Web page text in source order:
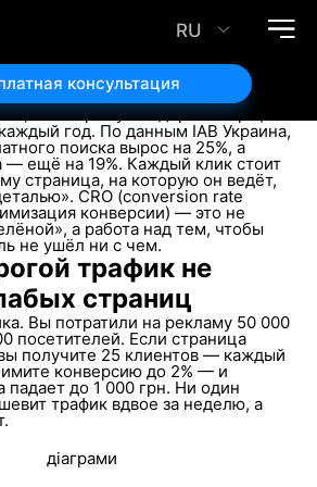
RU
консультация
без манипуляций
год. По данным IAB Украина,
поиска вырос на 25%, а
— ещё на 19%. Каждый клик стоит
страница, на которую он ведёт,
CRO (conversion rate
конверсии) — это не
а работа над тем, чтобы
не ушёл ни с чем.
трафик не
страниц
Вы потратили на рекламу 50 000
посетителей. Если страница
получите 25 клиентов — каждый
конверсию до 2% — и
падает до 1 000 грн. Ни один
трафик вдвое за неделю, а